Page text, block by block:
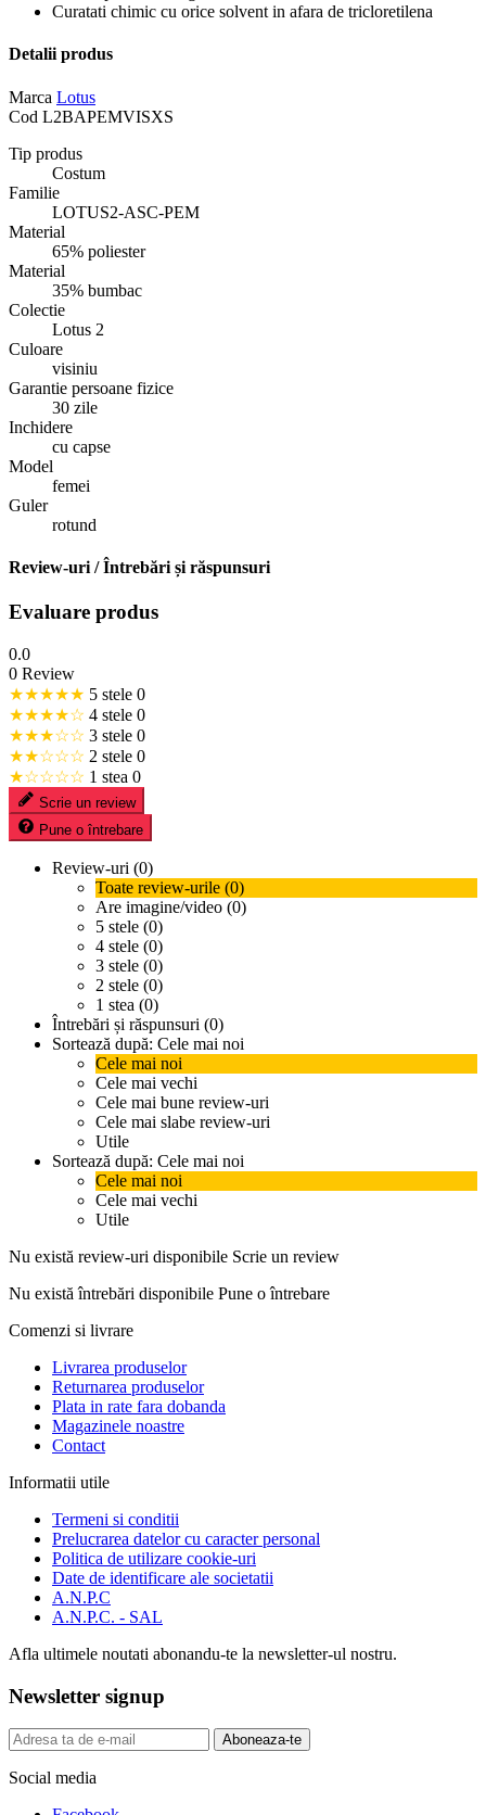
Curatati chimic cu orice solvent in afara de tricloretilena
Detalii produs
Marca Lotus
Cod L2BAPEMVISXS
Tip produs
Costum
Familie
LOTUS2-ASC-PEM
Material
65% poliester
Material
35% bumbac
Colectie
Lotus 2
Culoare
visiniu
Garantie persoane fizice
30 zile
Inchidere
cu capse
Model
femei
Guler
rotund
Review-uri / Întrebări și răspunsuri
Evaluare produs
0.0
0 Review
★★★★★ 5 stele 0
★★★★☆ 4 stele 0
★★★☆☆ 3 stele 0
★★☆☆☆ 2 stele 0
★☆☆☆☆ 1 stea 0
Scrie un review
Pune o întrebare
Review-uri (0)
Toate review-urile (0)
Are imagine/video (0)
5 stele (0)
4 stele (0)
3 stele (0)
2 stele (0)
1 stea (0)
Întrebări și răspunsuri (0)
Sortează după: Cele mai noi
Cele mai noi
Cele mai vechi
Cele mai bune review-uri
Cele mai slabe review-uri
Utile
Sortează după: Cele mai noi
Cele mai noi
Cele mai vechi
Utile
Nu există review-uri disponibile Scrie un review
Nu există întrebări disponibile Pune o întrebare
Comenzi si livrare
Livrarea produselor
Returnarea produselor
Plata in rate fara dobanda
Magazinele noastre
Contact
Informatii utile
Termeni si conditii
Prelucrarea datelor cu caracter personal
Politica de utilizare cookie-uri
Date de identificare ale societatii
A.N.P.C
A.N.P.C. - SAL
Afla ultimele noutati abonandu-te la newsletter-ul nostru.
Newsletter signup
Aboneaza-te
Social media